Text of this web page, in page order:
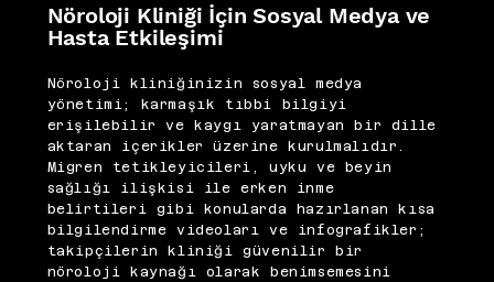
Nöroloji Kliniği İçin Sosyal Medya ve
Hasta Etkileşimi
Nöroloji kliniğinizin sosyal medya
yönetimi; karmaşık tıbbi bilgiyi
erişilebilir ve kaygı yaratmayan bir dille
aktaran içerikler üzerine kurulmalıdır.
Migren tetikleyicileri, uyku ve beyin
sağlığı ilişkisi ile erken inme
belirtileri gibi konularda hazırlanan kısa
bilgilendirme videoları ve infografikler;
takipçilerin kliniği güvenilir bir
nöroloji kaynağı olarak benimsemesini